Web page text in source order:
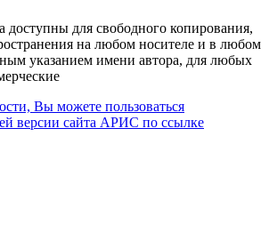
доступны для свободного копирования,
на любом носителе и в любом
указанием имени автора, для любых
Вы можете пользоваться
версии сайта АРИС по ссылке